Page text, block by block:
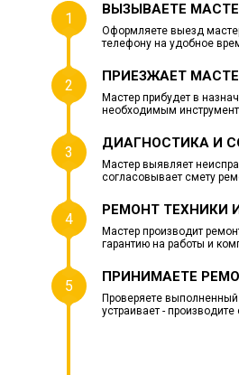
1
ВЫЗЫВАЕТЕ
Оформляете выезд
телефону на удобное
2
ПРИЕЗЖАЕТ
Мастер прибудет в
необходимым
3
ДИАГНОСТИКА И
Мастер выявляет
согласовывает смету
4
РЕМОНТ ТЕХНИКИ
Мастер производит
гарантию на работы и
5
ПРИНИМАЕТЕ
Проверяете
устраивает - производите